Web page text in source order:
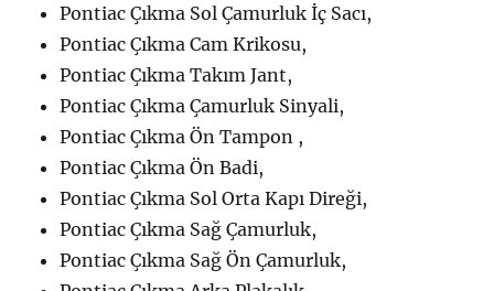
Pontiac Çıkma Sol Çamurluk İç Sacı,
Pontiac Çıkma Cam Krikosu,
Pontiac Çıkma Takım Jant,
Pontiac Çıkma Çamurluk Sinyali,
Pontiac Çıkma Ön Tampon ,
Pontiac Çıkma Ön Badi,
Pontiac Çıkma Sol Orta Kapı Direği,
Pontiac Çıkma Sağ Çamurluk,
Pontiac Çıkma Sağ Ön Çamurluk,